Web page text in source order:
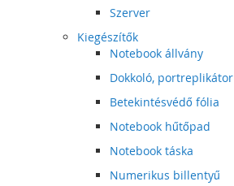
Szerver
Kiegészítők
Notebook állvány
Dokkoló, portreplikátor
Betekintésvédő fólia
Notebook hűtőpad
Notebook táska
Numerikus billentyű